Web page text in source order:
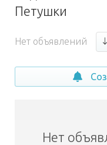
Петушки
Нет объявлений
Нет